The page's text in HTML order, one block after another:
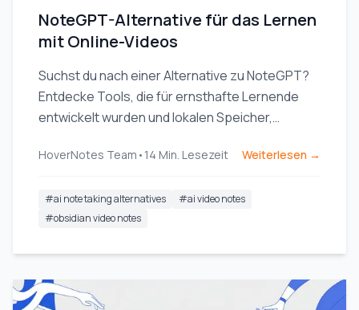
NoteGPT-Alternative für das Lernen
mit Online-Videos
Suchst du nach einer Alternative zu NoteGPT?
Entdecke Tools, die für ernsthafte Lernende
entwickelt wurden und lokalen Speicher,
Kontextunterstützung aus Videos bieten.
HoverNotes Team • 14 Min. Lesezeit Weiterlesen →
#ai note taking alternatives #ai video notes
#obsidian video notes